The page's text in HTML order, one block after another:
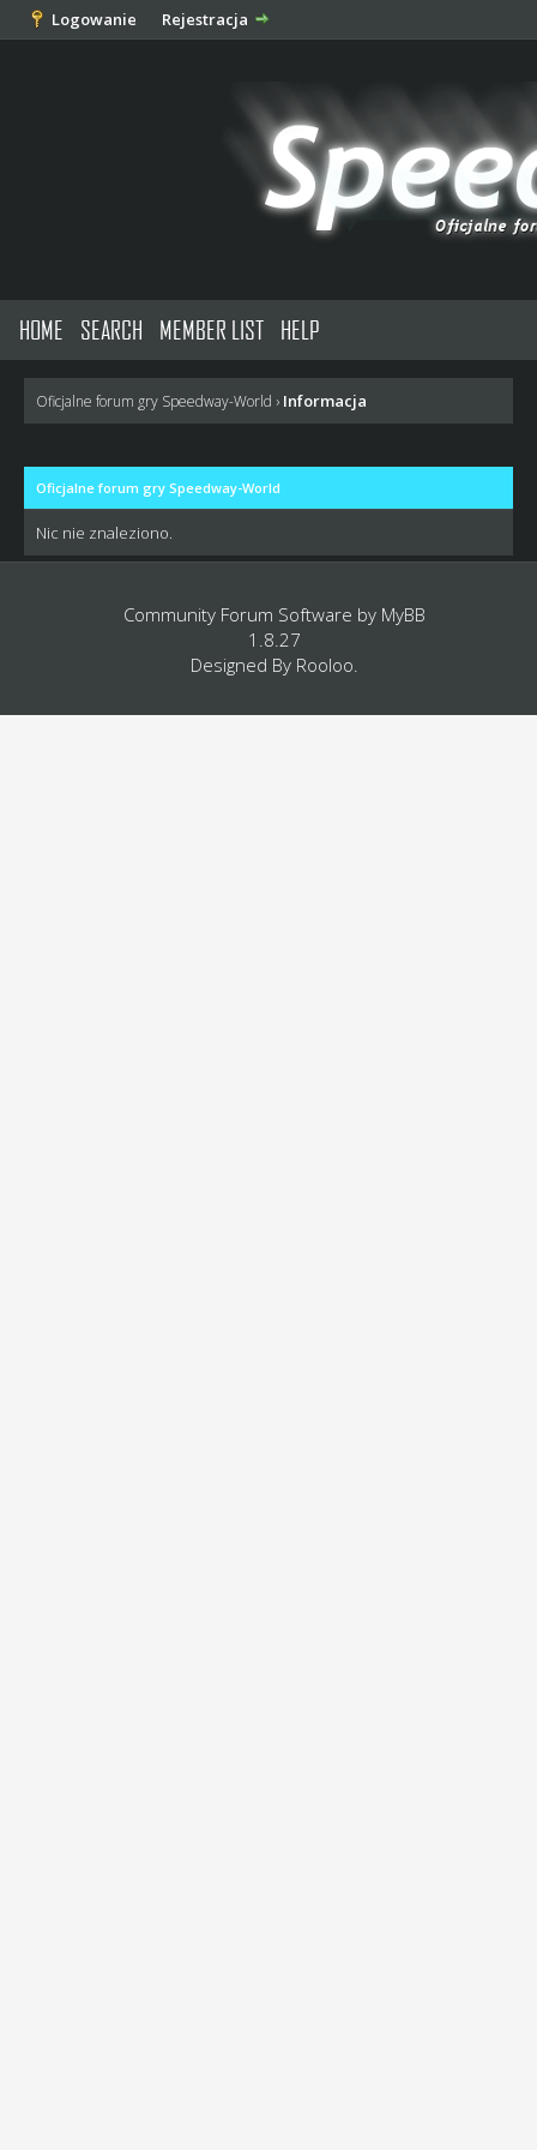
Logowanie Rejestracja
HOME SEARCH MEMBER LIST HELP
Oficjalne forum gry Speedway-World › Informacja
Oficjalne forum gry Speedway-World
Nic nie znaleziono.
Community Forum Software by MyBB
1.8.27
Designed By Rooloo.